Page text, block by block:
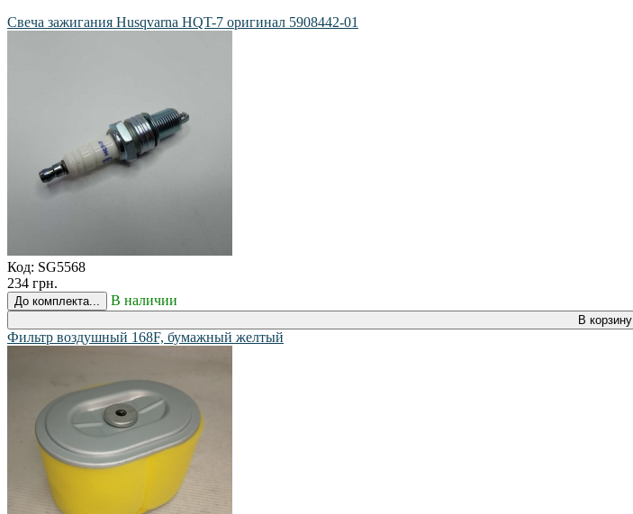
Свеча зажигания Husqvarna HQT-7 оригинал 5908442-01
Код: SG5568
234 грн.
До комплекта... В наличии
В корзину
Фильтр воздушный 168F, бумажный желтый